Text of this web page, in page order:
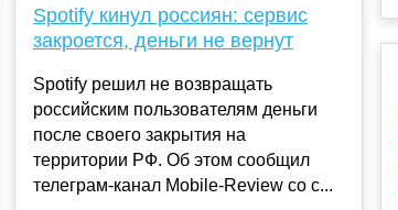
Spotify кинул россиян: сервис
закроется, деньги не вернут
Spotify решил не возвращать
российским пользователям деньги
после своего закрытия на
территории РФ. Об этом сообщил
телеграм-канал Mobile-Review со с...